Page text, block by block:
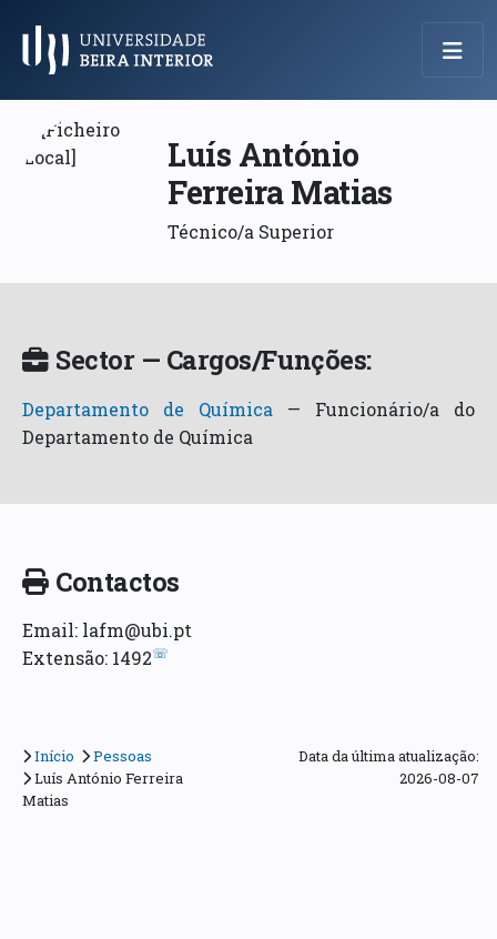
Menu Principal
Luís António
Ferreira Matias
Técnico/a Superior
Sector — Cargos/Funções:
Departamento de Química — Funcionário/a do
Departamento de Química
Contactos
Email: lafm@ubi.pt
Extensão: 1492☏
Início
Pessoas
Luís António Ferreira
Matias
Data da última atualização:
2026-08-07